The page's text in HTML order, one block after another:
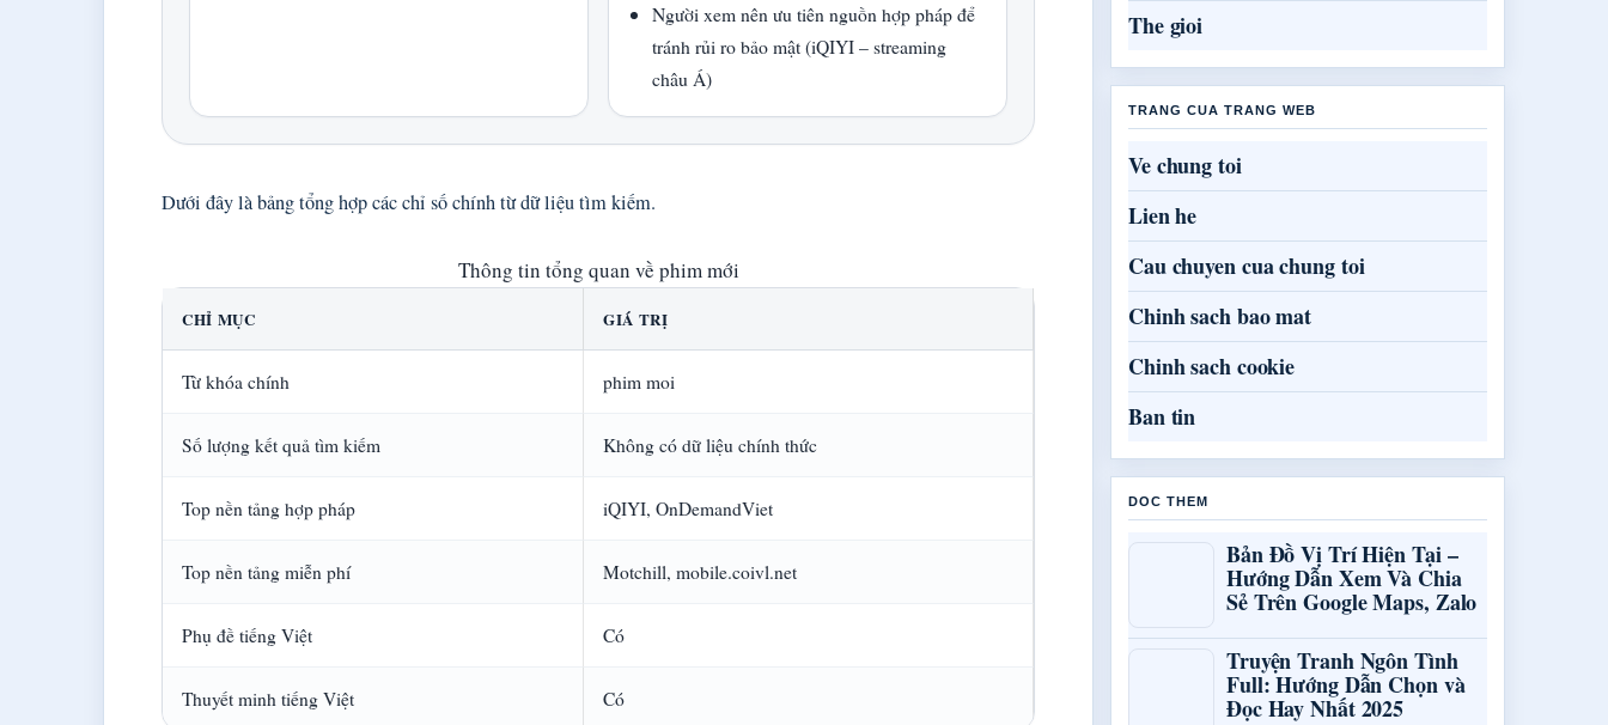
Người xem nên ưu tiên nguồn hợp pháp để
tránh rủi ro bảo mật (iQIYI – streaming
châu Á)
Dưới đây là bảng tổng hợp các chỉ số chính từ dữ liệu tìm kiếm.
Thông tin tổng quan về phim mới
CHỈ MỤC GIÁ TRỊ
Từ khóa chính phim moi
Số lượng kết quả tìm kiếm Không có dữ liệu chính thức
Top nền tảng hợp pháp iQIYI, OnDemandViet
Top nền tảng miễn phí Motchill, mobile.coivl.net
Phụ đề tiếng Việt Có
Thuyết minh tiếng Việt Có
The gioi
TRANG CUA TRANG WEB
Ve chung toi
Lien he
Cau chuyen cua chung toi
Chinh sach bao mat
Chinh sach cookie
Ban tin
DOC THEM
Bản Đồ Vị Trí Hiện Tại –
Hướng Dẫn Xem Và Chia
Sẻ Trên Google Maps, Zalo
Truyện Tranh Ngôn Tình
Full: Hướng Dẫn Chọn và
Đọc Hay Nhất 2025